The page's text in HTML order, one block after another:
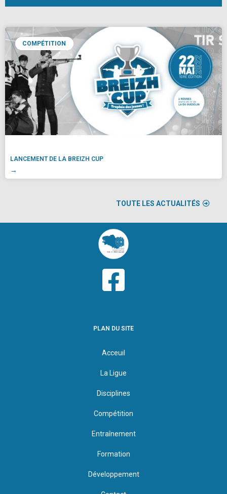
COMPÉTITION
LANCEMENT DE LA BREIZH CUP
→
TOUTE LES ACTUALITÉS
PLAN DU SITE
Acceuil
La Ligue
Disciplines
Compétition
Entraînement
Formation
Développement